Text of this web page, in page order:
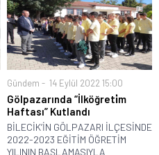
Gündem 14 Eylül 2022 15:00
Gölpazarında “İlköğreti̇m
Haftası” Kutlandı
BİLECİK’İN GÖLPAZARI İLÇESİNDE
2022-2023 EĞİTİM ÖĞRETİM
YILININ BAŞLAMASIYLA